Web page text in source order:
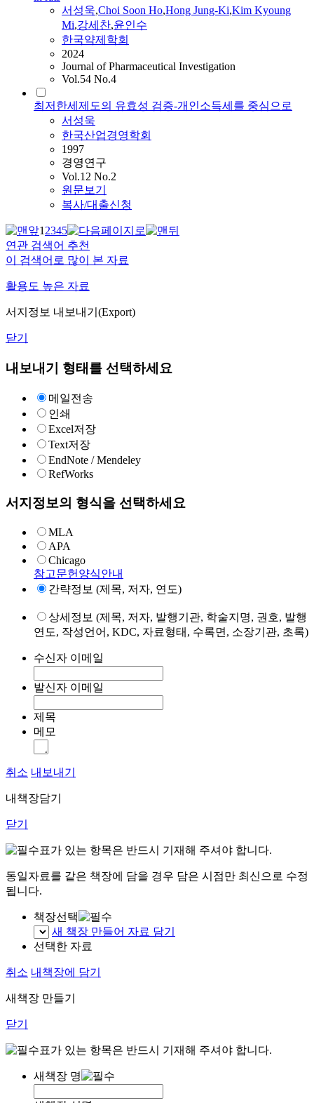
서성욱,Choi Soon Ho,Hong Jung-Ki,Kim Kyoung
Mi,강세찬,윤인수
한국약제학회
2024
Journal of Pharmaceutical Investigation
Vol.54 No.4
최저한세제도의 유효성 검증-개인소득세를 중심으로
서성욱
한국산업경영학회
1997
경영연구
Vol.12 No.2
원문보기
복사/대출신청
12345
연관 검색어 추천
이 검색어로 많이 본 자료
활용도 높은 자료
서지정보 내보내기(Export)
닫기
내보내기 형태를 선택하세요
메일전송
인쇄
Excel저장
Text저장
EndNote / Mendeley
RefWorks
서지정보의 형식을 선택하세요
MLA
APA
Chicago
참고문헌양식안내
간략정보 (제목, 저자, 연도)
상세정보 (제목, 저자, 발행기관, 학술지명, 권호, 발행
연도, 작성언어, KDC, 자료형태, 수록면, 소장기관, 초록)
수신자 이메일
발신자 이메일
제목
메모
취소 내보내기
내책장담기
닫기
표가 있는 항목은 반드시 기재해 주셔야 합니다.
동일자료를 같은 책장에 담을 경우 담은 시점만 최신으로 수정
됩니다.
책장선택
새 책장 만들어 자료 담기
선택한 자료
취소 내책장에 담기
새책장 만들기
닫기
표가 있는 항목은 반드시 기재해 주셔야 합니다.
새책장 명